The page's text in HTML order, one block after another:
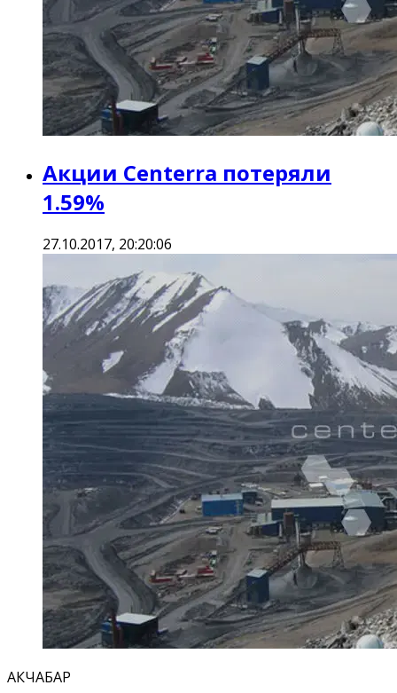
Акции Centerra потеряли
1.59%
27.10.2017, 20:20:06
АКЧАБАР